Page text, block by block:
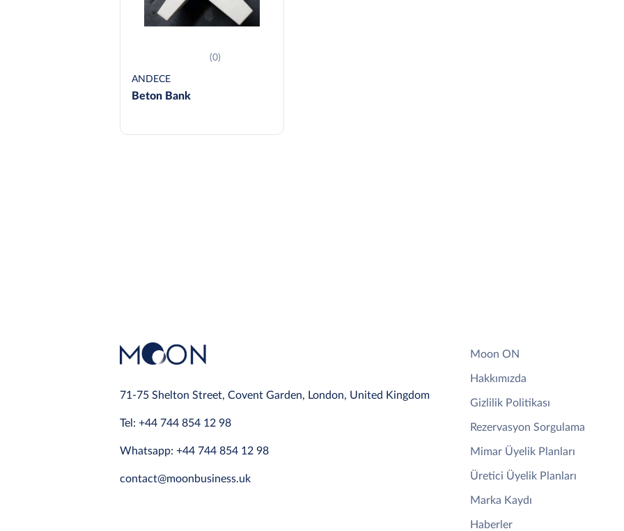
(0)
ANDECE
Beton Bank
71-75 Shelton Street, Covent Garden, London, United Kingdom
Tel: +44 744 854 12 98
Whatsapp: +44 744 854 12 98
contact@moonbusiness.uk
Moon ON
Hakkımızda
Gizlilik Politikası
Rezervasyon Sorgulama
Mimar Üyelik Planları
Üretici Üyelik Planları
Marka Kaydı
Haberler